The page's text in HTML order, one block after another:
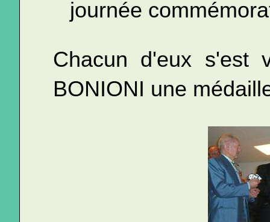
journée
Chacun d'eux s'est
BONIONI une